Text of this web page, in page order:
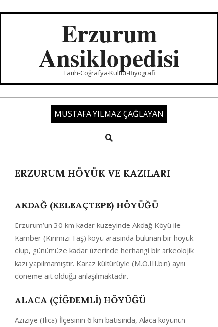
Erzurum
Ansiklopedisi
Tarih-Coğrafya-Kültür-Biyografi
MUSTAFA YILMAZ ÇAĞLAYAN
Search
ERZURUM HÖYÜK VE KAZILARI
AKDAĞ (KELEAÇTEPE) HÖYÜĞÜ
Erzurum’un 30 km kadar kuzeyinde Akdağ Köyü ile
Kamber (Kırımızı Taş) köyü arasında bulunan bir höyük
olup, günümüze kadar üzerinde herhangi bir arkeolojik
kazı yapılmamıştır. Karaz kültürüyle (M.Ö.III.bin) aynı
döneme ait olduğu anlaşılmaktadır.
ALACA (ÇIĞDEMLI) HÖYÜĞÜ
Aziziye (Ilıca) İlçesinin 6 km batısında, Alaca köyünün